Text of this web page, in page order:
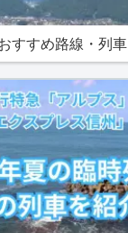
すすめ路線・列車